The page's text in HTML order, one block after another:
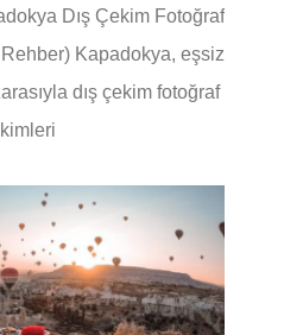
Dış Çekim Fotoğraf
Rehber) Kapadokya, eşsiz
dış çekim fotoğraf